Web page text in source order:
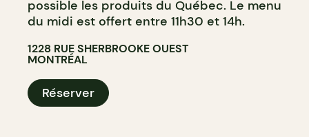
possible les produits du Québec. Le menu
du midi est offert entre 11h30 et 14h.
1228 RUE SHERBROOKE OUEST
MONTRÉAL
Réserver